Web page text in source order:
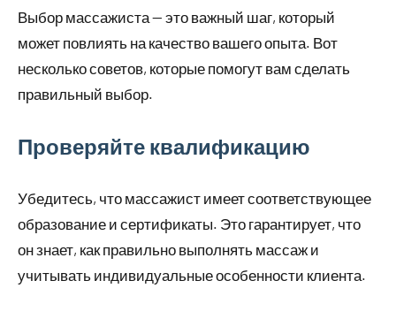
Выбор массажиста — это важный шаг, который
может повлиять на качество вашего опыта. Вот
несколько советов, которые помогут вам сделать
правильный выбор.
Проверяйте квалификацию
Убедитесь, что массажист имеет соответствующее
образование и сертификаты. Это гарантирует, что
он знает, как правильно выполнять массаж и
учитывать индивидуальные особенности клиента.